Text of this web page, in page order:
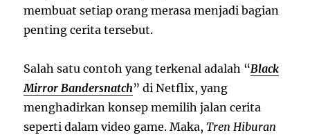
membuat setiap orang merasa menjadi bagian
penting cerita tersebut.
Salah satu contoh yang terkenal adalah “Black
Mirror Bandersnatch” di Netflix, yang
menghadirkan konsep memilih jalan cerita
seperti dalam video game. Maka,Tren Hiburan